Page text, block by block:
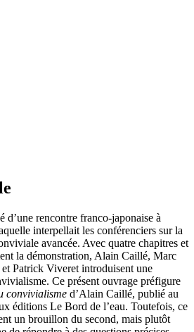
d’une rencontre franco-japonaise à
interpellait les conférenciers sur la
avancée. Avec quatre chapitres et
la démonstration, Alain Caillé, Marc
Patrick Viveret introduisent une
Ce présent ouvrage préfigure
convivialisme d’Alain Caillé, publié au
éditions Le Bord de l’eau. Toutefois, ce
un brouillon du second, mais plutôt